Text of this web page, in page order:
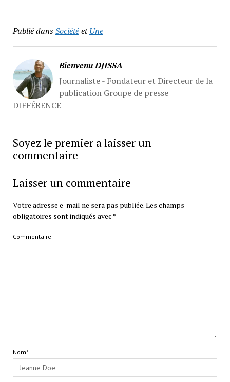
Publié dansSociétéetUne
Bienvenu DJISSA
Journaliste - Fondateur et Directeur de la
publication Groupe de presse
DIFFÉRENCE
Soyez le premier a laisser un
commentaire
Laisser un commentaire
Votre adresse e-mail ne sera pas publiée.Les champs
obligatoires sont indiqués avec *
Commentaire
Nom*